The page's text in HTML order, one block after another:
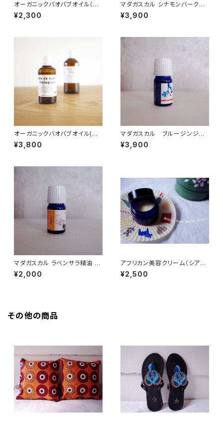
オーガニックバオバブオイル（セ
ネガル産) 50ml
¥2,300
マダガスカル シナモンバーク精
油 10ml オーガニック
¥3,900
オーガニックバオバブオイル(セ
ネガル産) 100ml
¥3,800
マダガスカル ブルージンジャ
ー精油 10ml オーガニック
¥3,900
マダガスカル ラベンサラ精油 5
ml オーガニック
¥2,000
アフリカン美容クリーム（シアバ
ター + バオバブオイル + マダガ
スカル精油)
¥2,500
その他の商品